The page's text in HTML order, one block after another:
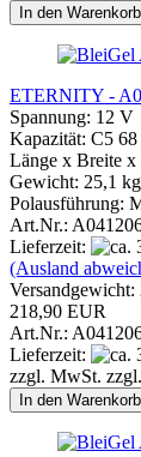
In den Warenkorb
ETERNITY -
Spannung: 12 V
Kapazität: C5
Länge x Breite
Gewicht: 25,1 kg
Polausführung:
Art.Nr.:
Lieferzeit:
(Ausland
Versandgewicht:
218,90 EUR
Art.Nr.:
Lieferzeit:
zzgl. MwSt. zzgl.
In den Warenkorb